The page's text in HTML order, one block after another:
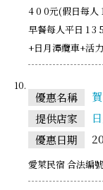
4 0 0元(假日每人
早餐每人平日 1 3
+日月潭纜車+活
優惠名稱
提供店家
優惠日期
愛萊民宿 合法編